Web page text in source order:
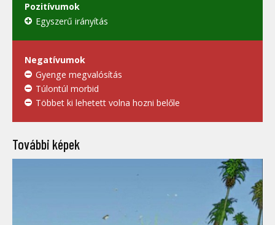
Pozitívumok
Egyszerű irányítás
Negatívumok
Gyenge megvalósítás
Túlontúl morbid
Többet ki lehetett volna hozni belőle
További képek